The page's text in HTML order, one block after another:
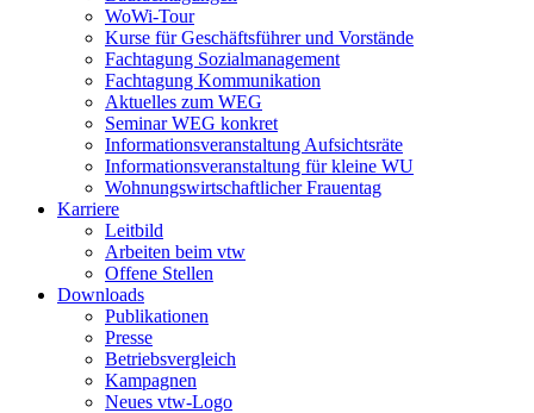
WoWi-Tour
Kurse für Geschäftsführer und Vorstände
Fachtagung Sozialmanagement
Fachtagung Kommunikation
Aktuelles zum WEG
Seminar WEG konkret
Informationsveranstaltung Aufsichtsräte
Informationsveranstaltung für kleine WU
Wohnungswirtschaftlicher Frauentag
Karriere
Leitbild
Arbeiten beim vtw
Offene Stellen
Downloads
Publikationen
Presse
Betriebsvergleich
Kampagnen
Neues vtw-Logo